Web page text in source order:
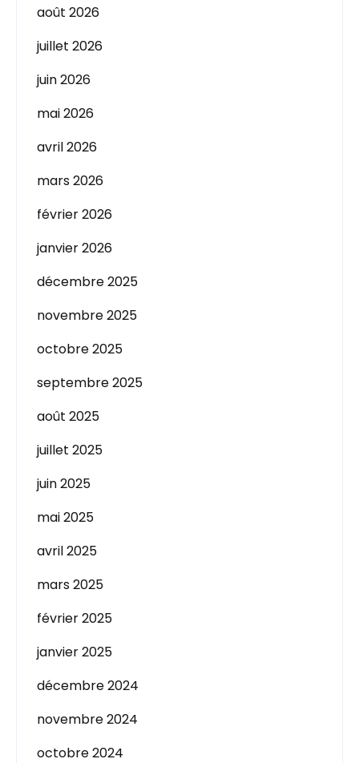
août 2026
juillet 2026
juin 2026
mai 2026
avril 2026
mars 2026
février 2026
janvier 2026
décembre 2025
novembre 2025
octobre 2025
septembre 2025
août 2025
juillet 2025
juin 2025
mai 2025
avril 2025
mars 2025
février 2025
janvier 2025
décembre 2024
novembre 2024
octobre 2024